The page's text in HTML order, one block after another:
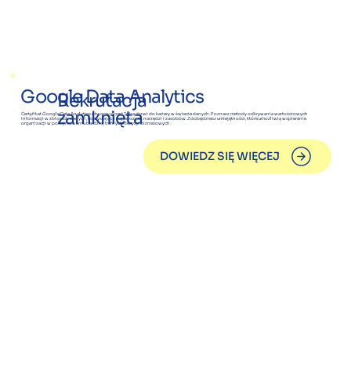
Google Data Analytics
Certyfikat Google Data Analytics otworzy przed Tobą drzwi do kariery w świecie danych. Poznasz metody odkrywania wartościowych
informacji w zbiorach danych, korzystając z najlepszych narzędzi i zasobów. Zdobędziesz umiejętności, które umożliwią wspieranie
organizacji w podejmowaniu bardziej trafnych decyzji biznesowych.
DOWIEDZ SIĘ WIĘCEJ
Rekrutacja
zamknięta